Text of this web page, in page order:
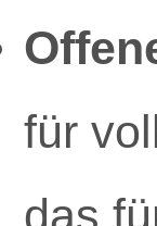
für
das